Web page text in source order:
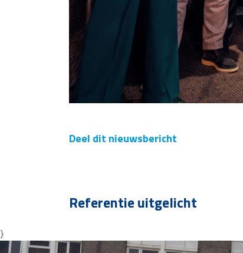
Deel dit nieuwsbericht
Referentie uitgelicht
}